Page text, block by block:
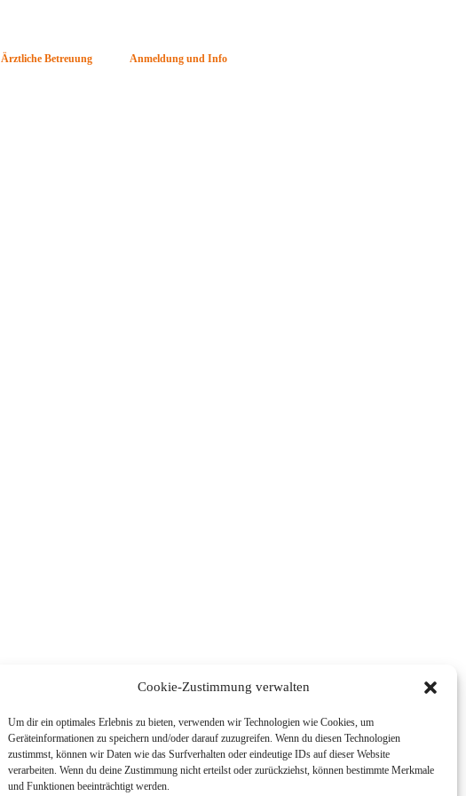
Cookie-Zustimmung verwalten
Um dir ein optimales Erlebnis zu bieten, verwenden wir Technologien wie Cookies, um
Geräteinformationen zu speichern und/oder darauf zuzugreifen. Wenn du diesen Technologien
zustimmst, können wir Daten wie das Surfverhalten oder eindeutige IDs auf dieser Website
verarbeiten. Wenn du deine Zustimmung nicht erteilst oder zurückziehst, können bestimmte Merkmale
und Funktionen beeinträchtigt werden.
Ärztliche Betreuung Anmeldung und Info